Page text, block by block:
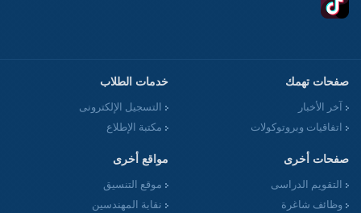
صفحات تهمك
آخر الأخبار
اتفاقيات وبروتوكولات
خدمات الطلاب
التسجيل الإلكترونى
مكتبة الإطلاع
صفحات أخرى
التقويم الدراسى
وظائف شاغرة
مواقع أخرى
موقع التنسيق
نقابة المهندسين